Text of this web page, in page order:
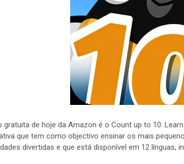
gratuita de hoje da Amazon é o Count up to 10:
que tem como objectivo ensinar os mais
divertidas e que está disponível em 12 línguas,